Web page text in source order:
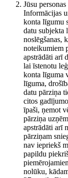
Jūsu
Informācijas
konta līgumu
datu subjekta
noslēgšanas,
noteikumiem
apstrādāti arī
lai īstenotu
konta līguma
līguma,
datu pārziņa
citos
īpaši, ņemot
pārziņa
apstrādāti arī
pārziņam
nav iepriekš
papildu
nolūku,